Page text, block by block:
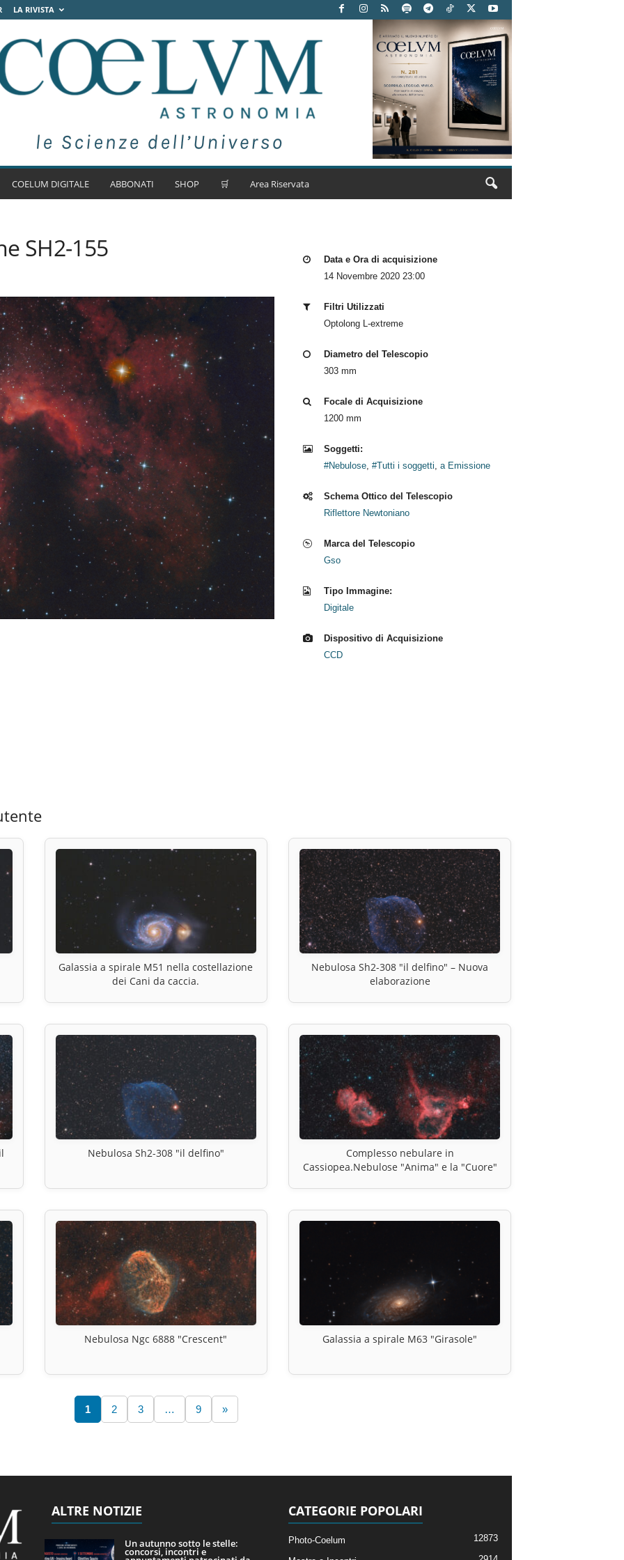
LA RIVISTA
COELUM DIGITALE ABBONATI SHOP 🛒 Area Riservata
SH2-155
Data e Ora di acquisizione
14 Novembre 2020 23:00
Filtri Utilizzati
Optolong L-extreme
Diametro del Telescopio
303 mm
Focale di Acquisizione
1200 mm
Soggetti:
#Nebulose, #Tutti i soggetti, a Emissione
Schema Ottico del Telescopio
Riflettore Newtoniano
Marca del Telescopio
Gso
Tipo Immagine:
Digitale
Dispositivo di Acquisizione
CCD
Galassia a spirale M51 nella costellazione
dei Cani da caccia.
Nebulosa Sh2-308 "il delfino" – Nuova
elaborazione
Nebulosa Sh2-308 "il delfino"
Complesso nebulare in
Cassiopea.Nebulose "Anima" e la "Cuore"
Nebulosa Ngc 6888 "Crescent" Galassia a spirale M63 "Girasole"
1 2 3 … 9 »
ALTRE NOTIZIE
Un autunno sotto le stelle:
concorsi, incontri e
CATEGORIE POPOLARI
Photo-Coelum 12873